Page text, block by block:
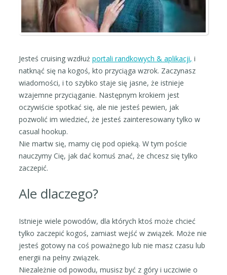
Jesteś cruising wzdłużportali randkowych & aplikacji, i
natknąć się na kogoś, kto przyciąga wzrok. Zaczynasz
wiadomości, i to szybko staje się jasne, że istnieje
wzajemne przyciąganie. Następnym krokiem jest
oczywiście spotkać się, ale nie jesteś pewien, jak
pozwolić im wiedzieć, że jesteś zainteresowany tylko w
casual hookup.
Nie martw się, mamy cię pod opieką. W tym poście
nauczymy Cię, jak dać komuś znać, że chcesz się tylko
zaczepić.
Ale dlaczego?
Istnieje wiele powodów, dla których ktoś może chcieć
tylko zaczepić kogoś, zamiast wejść w związek. Może nie
jesteś gotowy na coś poważnego lub nie masz czasu lub
energii na pełny związek.
Niezależnie od powodu, musisz być z góry i uczciwie o